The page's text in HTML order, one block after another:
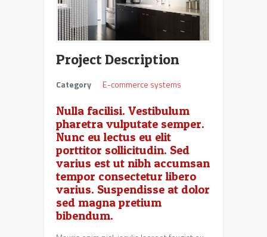
Project Description
Category E-commerce systems
Nulla facilisi. Vestibulum
pharetra vulputate semper.
Nunc eu lectus eu elit
porttitor sollicitudin. Sed
varius est ut nibh accumsan
tempor consectetur libero
varius. Suspendisse at dolor
sed magna pretium
bibendum.